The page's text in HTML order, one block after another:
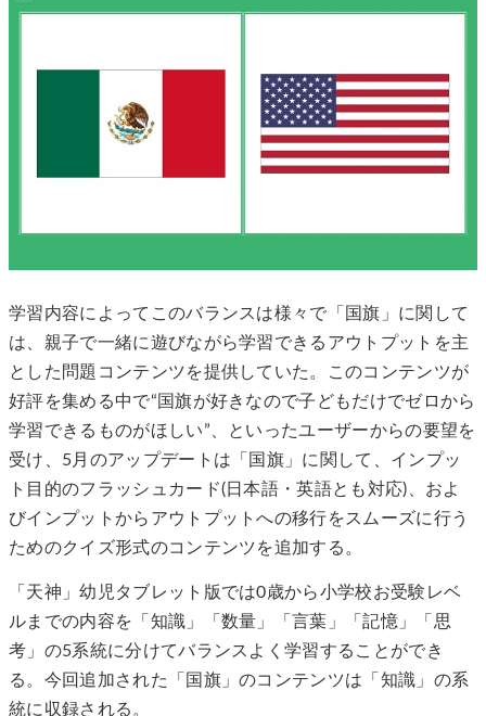
学習内容によってこのバランスは様々で「国旗」に関して
は、親子で一緒に遊びながら学習できるアウトプットを主
とした問題コンテンツを提供していた。このコンテンツが
好評を集める中で“国旗が好きなので子どもだけでゼロから
学習できるものがほしい”、といったユーザーからの要望を
受け、5月のアップデートは「国旗」に関して、インプッ
ト目的のフラッシュカード(日本語・英語とも対応)、およ
びインプットからアウトプットへの移行をスムーズに行う
ためのクイズ形式のコンテンツを追加する。
「天神」幼児タブレット版では0歳から小学校お受験レベ
ルまでの内容を「知識」「数量」「言葉」「記憶」「思
考」の5系統に分けてバランスよく学習することができ
る。今回追加された「国旗」のコンテンツは「知識」の系
統に収録される。